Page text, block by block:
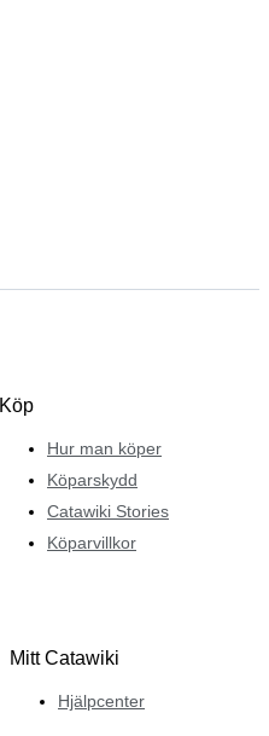
Köp
Hur man köper
Köparskydd
Catawiki Stories
Köparvillkor
Mitt Catawiki
Hjälpcenter